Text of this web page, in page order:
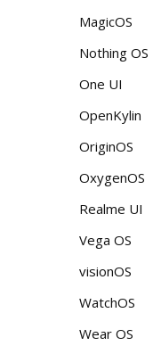
MagicOS
Nothing OS
One UI
OpenKylin
OriginOS
OxygenOS
Realme UI
Vega OS
visionOS
WatchOS
Wear OS